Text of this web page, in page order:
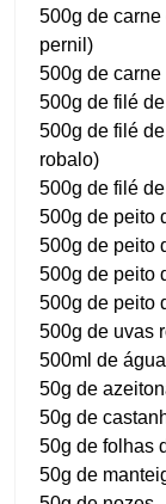
500g de
pernil)
500g de
500g de filé
500g de filé
robalo)
500g de filé
500g de peito
500g de peito
500g de peito
500g de peito
500g de uvas
500ml de
50g de
50g de
50g de folhas
50g de